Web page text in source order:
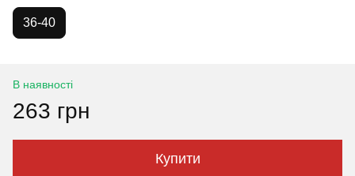
36-40
В наявності
263 грн
Купити